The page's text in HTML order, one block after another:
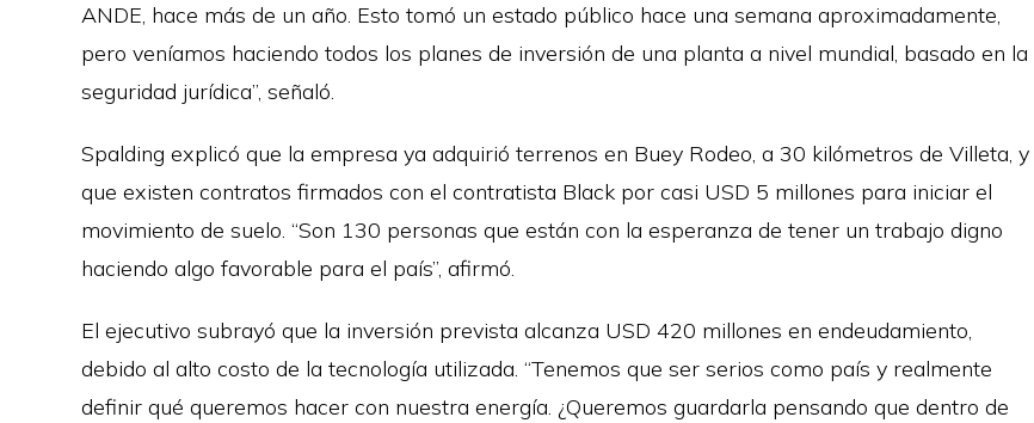
ANDE, hace más de un año. Esto tomó un estado público hace una semana aproximadamente,
pero veníamos haciendo todos los planes de inversión de una planta a nivel mundial, basado en la
seguridad jurídica”, señaló.
Spalding explicó que la empresa ya adquirió terrenos en Buey Rodeo, a 30 kilómetros de Villeta, y
que existen contratos firmados con el contratista Black por casi USD 5 millones para iniciar el
movimiento de suelo. “Son 130 personas que están con la esperanza de tener un trabajo digno
haciendo algo favorable para el país”, afirmó.
El ejecutivo subrayó que la inversión prevista alcanza USD 420 millones en endeudamiento,
debido al alto costo de la tecnología utilizada. “Tenemos que ser serios como país y realmente
definir qué queremos hacer con nuestra energía. ¿Queremos guardarla pensando que dentro de